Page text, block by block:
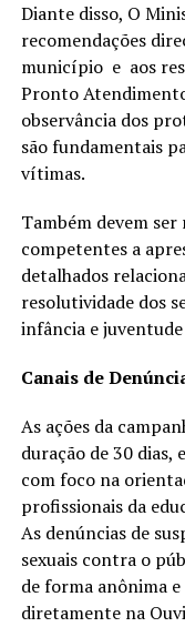
Diante disso, O
recomendações
município e aos
Pronto
observância dos
são fundamentais
vítimas.
Também devem
competentes a
detalhados
resolutividade dos
infância e
Canais de
As ações da
duração de 30 dias,
com foco na
profissionais da
As denúncias de
sexuais contra o
de forma anônima
diretamente na